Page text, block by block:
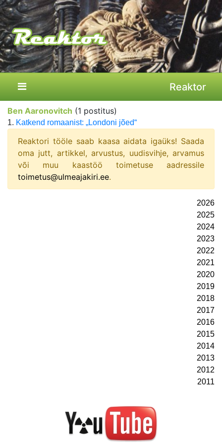
Reaktor
Ben Aaronovitch (1 postitus)
1. Katkend romaanist: „Londoni jõed“
Reaktori tööle saab kaasa aidata igaüks! Saada
oma jutt, artikkel, arvustus, uudisvihje, arvamus
või muu kaastöö toimetuse aadressile
toimetus@ulmeajakiri.ee.
2026
2025
2024
2023
2022
2021
2020
2019
2018
2017
2016
2015
2014
2013
2012
2011